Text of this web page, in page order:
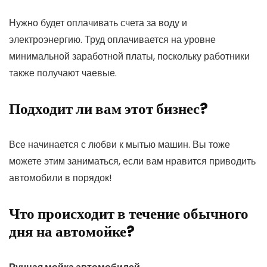
Нужно будет оплачивать счета за воду и
электроэнергию. Труд оплачивается на уровне
минимальной заработной платы, поскольку работники
также получают чаевые.
Подходит ли вам этот бизнес?
Все начинается с любви к мытью машин. Вы тоже
можете этим заниматься, если вам нравится приводить
автомобили в порядок!
Что происходит в течение обычного
дня на автомойке?